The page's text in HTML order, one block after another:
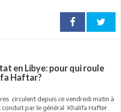
en Libye: pour qui roule
Haftar?
circulent depuis ce vendredi matin à
conduit par le général Khalifa Hafter.